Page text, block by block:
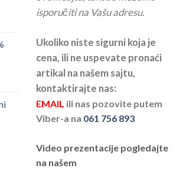
isporučiti na Vašu adresu.
Ukoliko niste sigurni koja je
cena, ili ne uspevate pronaći
artikal na našem sajtu,
kontaktirajte nas:
EMAIL ili nas pozovite putem
Viber-a na 061 756 893
Video prezentacije pogledajte
na našem